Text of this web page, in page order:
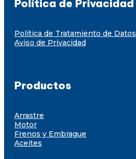
Política de Privacidad
Política de Tratamiento de Datos
Aviso de Privacidad
Productos
Arrastre
Motor
Frenos y Embrague
Aceites